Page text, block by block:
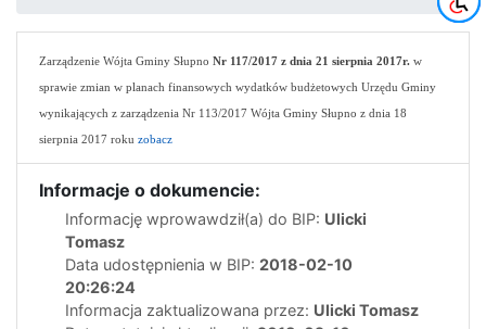
Zarządzenie Wójta Gminy Słupno Nr 117/2017 z dnia 21 sierpnia 2017r. w
sprawie zmian w planach finansowych wydatków budżetowych Urzędu Gminy
wynikających z zarządzenia Nr 113/2017 Wójta Gminy Słupno z dnia 18
sierpnia 2017 roku zobacz
Informacje o dokumencie:
Informację wprowawdził(a) do BIP: Ulicki
Tomasz
Data udostępnienia w BIP: 2018-02-10
20:26:24
Informacja zaktualizowana przez: Ulicki Tomasz